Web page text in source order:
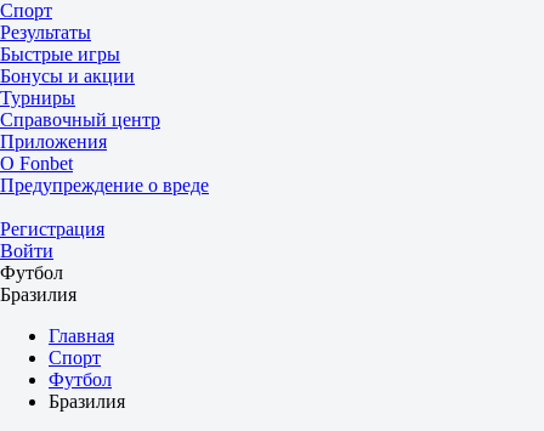
Спорт
Результаты
Быстрые игры
Бонусы и акции
Турниры
Справочный центр
Приложения
О Fonbet
Предупреждение о вреде
Регистрация
Войти
Футбол
Бразилия
Главная
Спорт
Футбол
Бразилия